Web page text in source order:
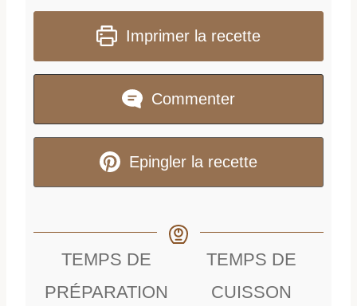
Imprimer la recette
Commenter
Epingler la recette
TEMPS DE
PRÉPARATION
TEMPS DE
CUISSON